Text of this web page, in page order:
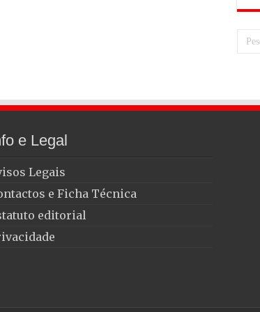
e Legal
Legais
e Ficha Técnica
editorial